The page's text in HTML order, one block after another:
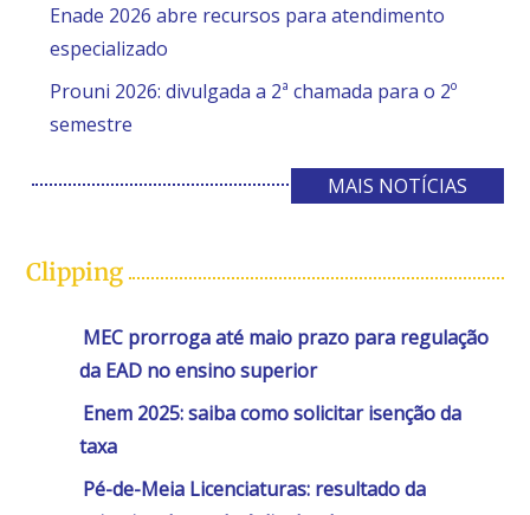
Enade 2026 abre recursos para atendimento
especializado
Prouni 2026: divulgada a 2ª chamada para o 2º
semestre
MAIS NOTÍCIAS
Clipping
MEC prorroga até maio prazo para regulação
da EAD no ensino superior
Enem 2025: saiba como solicitar isenção da
taxa
Pé-de-Meia Licenciaturas: resultado da